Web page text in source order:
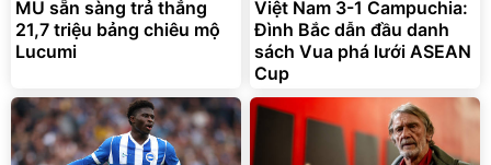
MU sẵn sàng trả thẳng
21,7 triệu bảng chiêu mộ
Lucumi
Việt Nam 3-1 Campuchia:
Đình Bắc dẫn đầu danh
sách Vua phá lưới ASEAN
Cup